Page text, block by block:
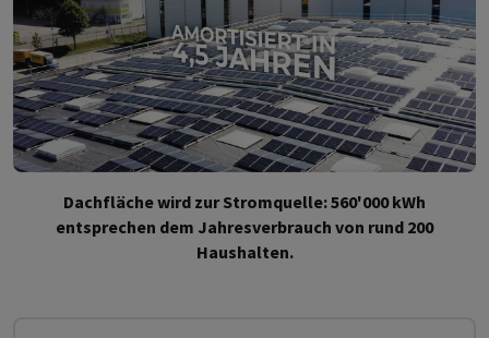
Dachfläche wird zur Stromquelle: 560'000 kWh
entsprechen dem Jahresverbrauch von rund 200
Haushalten.